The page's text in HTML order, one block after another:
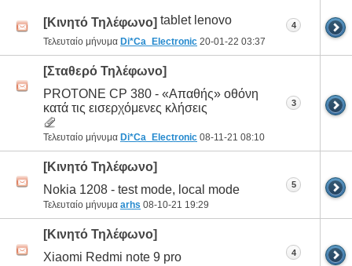
[Κινητό Τηλέφωνο] tablet lenovo
Τελευταίο μήνυμα Di*Ca_Electronic 20-01-22 03:37
4
[Σταθερό Τηλέφωνο]
PROTONE CP 380 - «Απαθής» οθόνη
κατά τις εισερχόμενες κλήσεις
Τελευταίο μήνυμα Di*Ca_Electronic 08-11-21 08:10
3
[Κινητό Τηλέφωνο]
Nokia 1208 - test mode, local mode
Τελευταίο μήνυμα arhs 08-10-21 19:29
5
[Κινητό Τηλέφωνο]
Xiaomi Redmi note 9 pro
4